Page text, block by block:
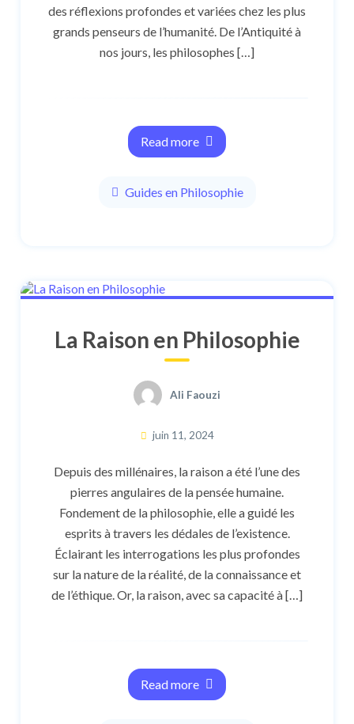
des réflexions profondes et variées chez les plus
grands penseurs de l’humanité. De l’Antiquité à
nos jours, les philosophes […]
Read more
Guides en Philosophie
La Raison en Philosophie
Ali Faouzi
juin 11, 2024
Depuis des millénaires, la raison a été l’une des
pierres angulaires de la pensée humaine.
Fondement de la philosophie, elle a guidé les
esprits à travers les dédales de l’existence.
Éclairant les interrogations les plus profondes
sur la nature de la réalité, de la connaissance et
de l’éthique. Or, la raison, avec sa capacité à […]
Read more